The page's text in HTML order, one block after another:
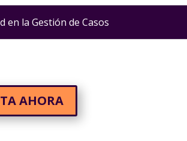
en la Gestión de Casos
AHORA